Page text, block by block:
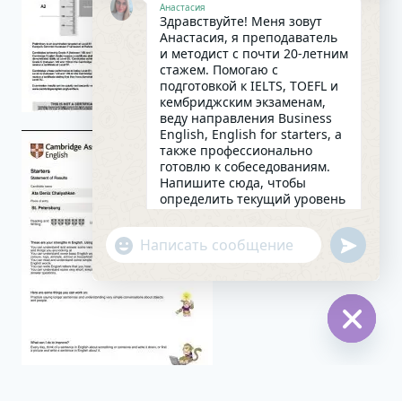
Анастасия
Здравствуйте! Меня зовут
Анастасия, я преподаватель
и методист с почти 20-летним
стажем. Помогаю с
подготовкой к IELTS, TOEFL и
кембриджским экзаменам,
веду направления Business
English, English for starters, а
также профессионально
готовлю к собеседованиям.
Напишите сюда, чтобы
определить текущий уровень
английского и составить
индивидуальный план
занятий. Какова главная цель
в изучении языка на
08:19
"+chaty_settings.lang.emoji_picker+"
WhatsApp